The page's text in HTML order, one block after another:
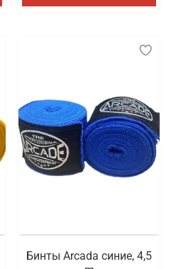
Бинты Arcada синие, 4,5